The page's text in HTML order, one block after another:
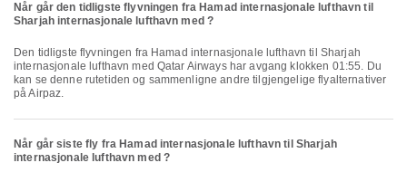
Når går den tidligste flyvningen fra Hamad internasjonale lufthavn til
Sharjah internasjonale lufthavn med ?
Den tidligste flyvningen fra Hamad internasjonale lufthavn til Sharjah
internasjonale lufthavn med Qatar Airways har avgang klokken 01:55. Du
kan se denne rutetiden og sammenligne andre tilgjengelige flyalternativer
på Airpaz.
Når går siste fly fra Hamad internasjonale lufthavn til Sharjah
internasjonale lufthavn med ?